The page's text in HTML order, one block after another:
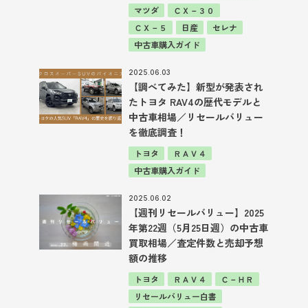
マツダ
ＣＸ－３０
ＣＸ－５
日産
セレナ
中古車購入ガイド
2025.06.03
【調べてみた】新型が発表され
たトヨタ RAV4の歴代モデルと
中古車相場／リセールバリュー
を徹底調査！
トヨタ
ＲＡＶ４
中古車購入ガイド
2025.06.02
【週刊リセールバリュー】2025
年第22週（5月25日週）の中古車
買取相場／査定件数と売却予想
額の推移
トヨタ ＲＡＶ４
Ｃ－ＨＲ
リセールバリュー白書